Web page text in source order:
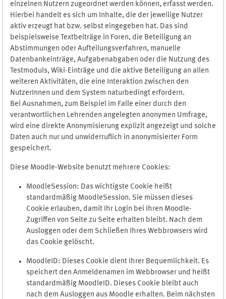
einzelnen Nutzern zugeordnet werden können, erfasst werden.
Hierbei handelt es sich um Inhalte, die der jeweilige Nutzer
aktiv erzeugt hat bzw. selbst eingegeben hat. Das sind
beispielsweise Textbeiträge in Foren, die Beteiligung an
Abstimmungen oder Aufteilungsverfahren, manuelle
Datenbankeinträge, Aufgabenabgaben oder die Nutzung des
Testmoduls, Wiki-Einträge und die aktive Beteiligung an allen
weiteren Aktivitäten, die eine Interaktion zwischen den
NutzerInnen und dem System naturbedingt erfordern.
Bei Ausnahmen, zum Beispiel im Falle einer durch den
verantwortlichen Lehrenden angelegten anonymen Umfrage,
wird eine direkte Anonymisierung explizit angezeigt und solche
Daten auch nur und unwiderruflich in anonymisierter Form
gespeichert.
Diese Moodle-Website benutzt mehrere Cookies:
MoodleSession: Das wichtigste Cookie heißt
standardmäßig MoodleSession. Sie müssen dieses
Cookie erlauben, damit Ihr Login bei Ihren Moodle-
Zugriffen von Seite zu Seite erhalten bleibt. Nach dem
Ausloggen oder dem Schließen Ihres Webbrowsers wird
das Cookie gelöscht.
MoodleID: Dieses Cookie dient Ihrer Bequemlichkeit. Es
speichert den Anmeldenamen im Webbrowser und heißt
standardmäßig MoodleID. Dieses Cookie bleibt auch
nach dem Ausloggen aus Moodle erhalten. Beim nächsten